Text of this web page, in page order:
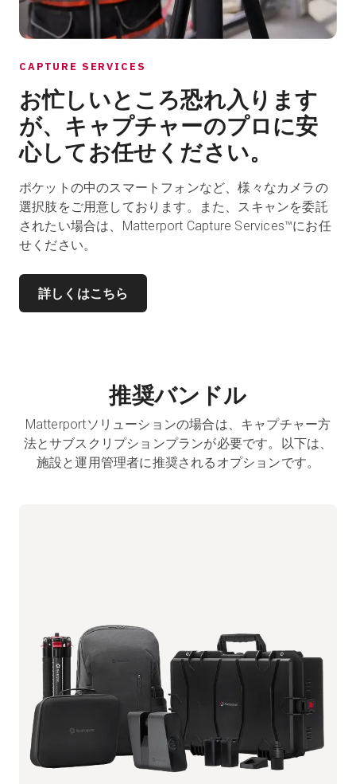
CAPTURE SERVICES
お忙しいところ恐れ入ります
が、キャプチャーのプロに安
心してお任せください。
ポケットの中のスマートフォンなど、様々なカメラの
選択肢をご用意しております。また、スキャンを委託
されたい場合は、Matterport Capture Services™にお任
せください。
詳しくはこちら
推奨バンドル
Matterportソリューションの場合は、キャプチャー方
法とサブスクリプションプランが必要です。以下は、
施設と運用管理者に推奨されるオプションです。